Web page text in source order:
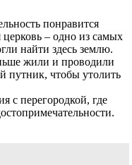
понравится
– одно из самых
найти здесь землю.
жили и проводили
путник, чтобы утолить
с перегородкой, где